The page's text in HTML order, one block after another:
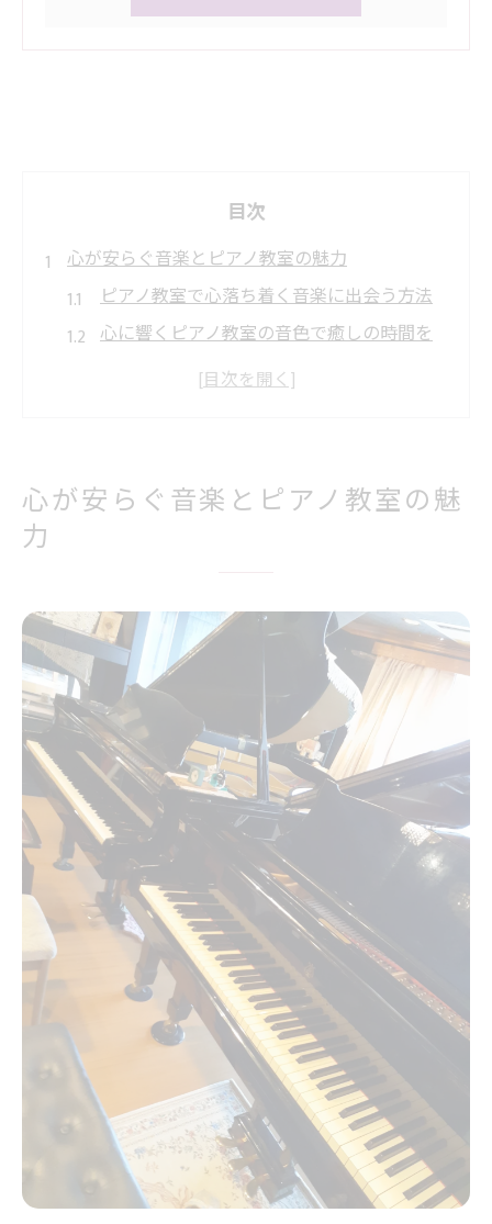
目次
心が安らぐ音楽とピアノ教室の魅力
ピアノ教室で心落ち着く音楽に出会う方法
心に響くピアノ教室の音色で癒しの時間を
大人も楽しめる福岡のピアノ教室の魅力と
口コミで選ぶピアノ教室の安心ポイント
ピアノ教室が心に残る宝物になる理由を探
る
ピアノ演奏が自己成長につながる喜びを実
感
福岡のピアノ教室で学ぶ音楽性と表現力
落ち着く音楽が生涯の宝になるピアノ教室
音楽性を育む福岡市のピアノ教室とは
ピアノ教室で音楽性を伸ばすレッスン内容
福岡のピアノ教室が大切にする音楽の本質
心安らぐ音色を育てるピアノ教室の指導法
ピアノ教室の教師が伝える音楽性の魅力
口コミで評価される音楽性重視のピアノ教
落ち着く音色が広がるピアノ教室選び
ピアノ教室選びで落ち着く音色を重視する
理由
心安らぐピアノ教室の雰囲気を体験しよう
心が安らぐ音楽とピアノ教室の魅
力